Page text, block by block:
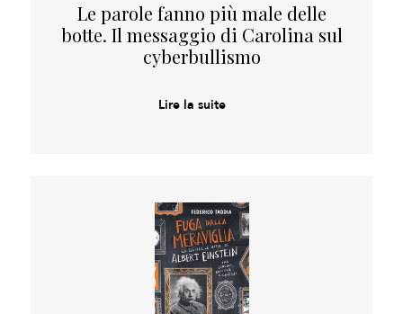
Le parole fanno più male delle
botte. Il messaggio di Carolina sul
cyberbullismo
Lire la suite